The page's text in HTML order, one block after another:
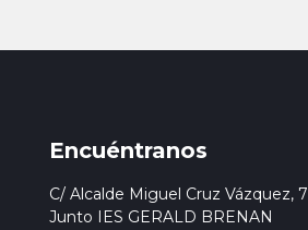
Encuéntranos
C/ Alcalde Miguel Cruz Vázquez, 7
Junto IES GERALD BRENAN